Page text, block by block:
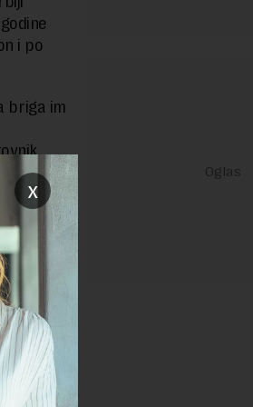
i po
briga im
linka
firmi
REPLY
x